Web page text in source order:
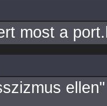
most a
ellen"